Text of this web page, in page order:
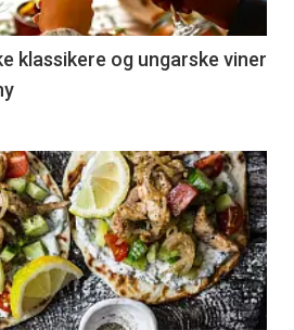
klassikere og ungarske viner